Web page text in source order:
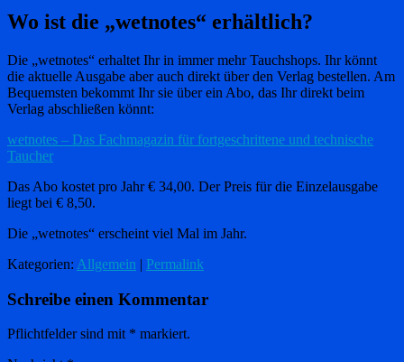
Wo ist die „wetnotes“ erhältlich?
Die „wetnotes“ erhaltet Ihr in immer mehr Tauchshops. Ihr könnt
die aktuelle Ausgabe aber auch direkt über den Verlag bestellen. Am
Bequemsten bekommt Ihr sie über ein Abo, das Ihr direkt beim
Verlag abschließen könnt:
wetnotes – Das Fachmagazin für fortgeschrittene und technische
Taucher
Das Abo kostet pro Jahr € 34,00. Der Preis für die Einzelausgabe
liegt bei € 8,50.
Die „wetnotes“ erscheint viel Mal im Jahr.
Kategorien: Allgemein | Permalink
Schreibe einen Kommentar
Pflichtfelder sind mit * markiert.